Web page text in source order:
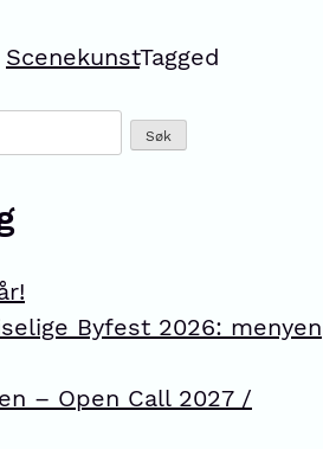
ScenekunstTagged
Byfest 2026: menyen
– Open Call 2027 /